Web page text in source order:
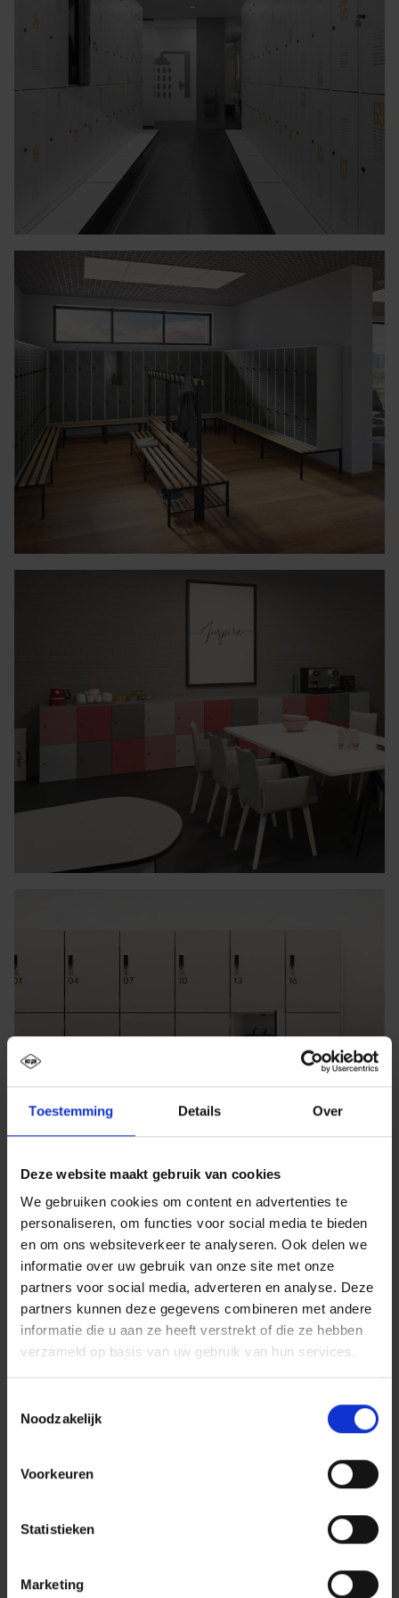
Toestemming Details Over
Deze website maakt gebruik van cookies
We gebruiken cookies om content en advertenties te
personaliseren, om functies voor social media te bieden
en om ons websiteverkeer te analyseren. Ook delen we
informatie over uw gebruik van onze site met onze
partners voor social media, adverteren en analyse. Deze
partners kunnen deze gegevens combineren met andere
informatie die u aan ze heeft verstrekt of die ze hebben
verzameld op basis van uw gebruik van hun services.
Noodzakelijk
Voorkeuren
Statistieken
Marketing
C + P kleedruimtes en lockers:
perfectie tot in het kleinste
detail
verschillende soorten sloten, u kunt ze ook naar
wens combineren met een stalen lockerkast naar
lockeroplossing voor uw persoonlijke toepassing.
kasten: van SmartLockers, kledinglockers
u zeker wat u zoekt en wordt u uitstekend